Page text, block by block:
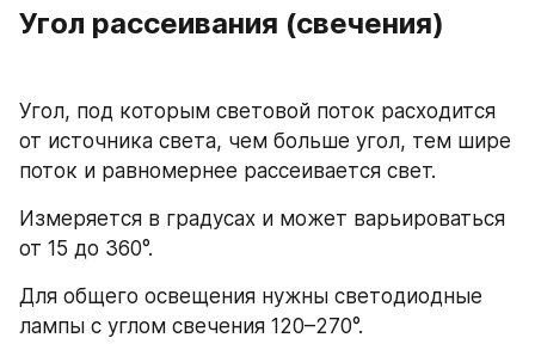
Угол рассеивания (свечения)
Угол, под которым световой поток расходится
от источника света, чем больше угол, тем шире
поток и равномернее рассеивается свет.
Измеряется в градусах и может варьироваться
от 15 до 360°.
Для общего освещения нужны светодиодные
лампы с углом свечения 120–270°.